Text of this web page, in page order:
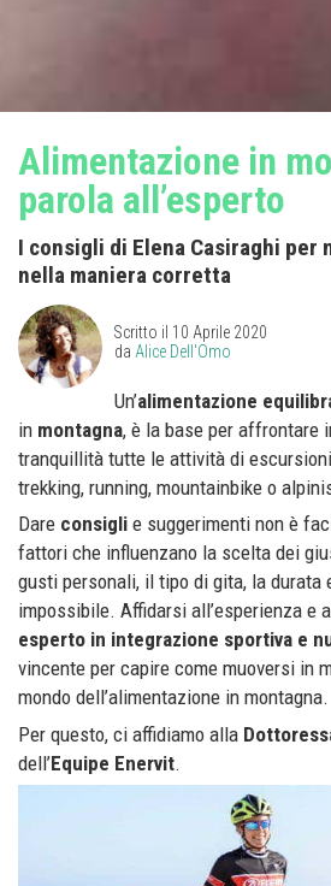
Alimentazione in
parola all’esperto
I consigli di Elena Casiraghi per
nella maniera corretta
Scritto il 10 Aprile 2020
da Alice Dell'Omo
Un’alimentazione
in montagna, è la base per affrontare
tranquillità tutte le attività di
trekking, running, mountainbike o
Dare consigli e suggerimenti non è
fattori che influenzano la scelta dei
gusti personali, il tipo di gita, la durata
impossibile. Affidarsi all’esperienza e
esperto in integrazione sportiva e
vincente per capire come muoversi in
mondo dell’alimentazione in montagna.
Per questo, ci affidiamo alla
dell’Equipe Enervit.